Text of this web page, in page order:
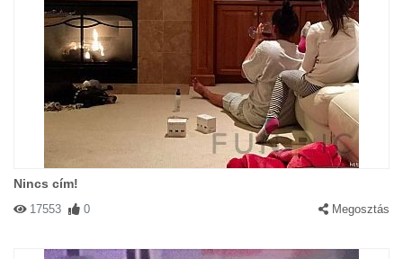
Nincs cím!
17553 0 Megosztás